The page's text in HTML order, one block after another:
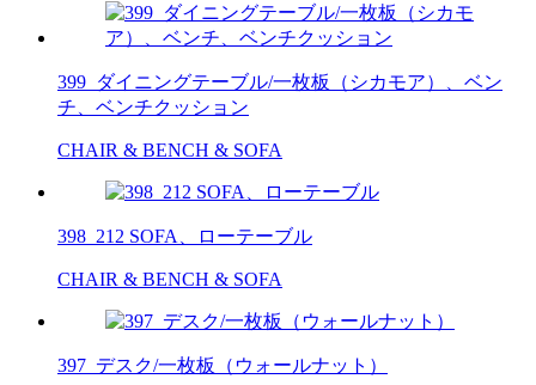
399_ダイニングテーブル/一枚板（シカモア）、ベン
チ、ベンチクッション
CHAIR & BENCH & SOFA
398_212 SOFA、ローテーブル
CHAIR & BENCH & SOFA
397_デスク/一枚板（ウォールナット）